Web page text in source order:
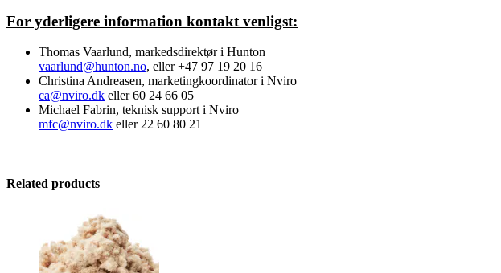
For yderligere information kontakt venligst:
Thomas Vaarlund, markedsdirektør i Hunton
vaarlund@hunton.no, eller +47 97 19 20 16
Christina Andreasen, marketingkoordinator i Nviro
ca@nviro.dk eller 60 24 66 05
Michael Fabrin, teknisk support i Nviro
mfc@nviro.dk eller 22 60 80 21
Related products